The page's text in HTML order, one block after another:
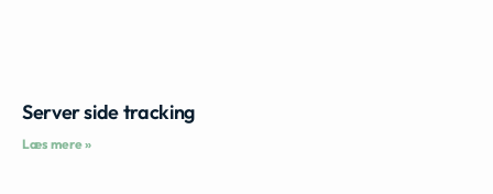
Server side tracking
Læs mere »